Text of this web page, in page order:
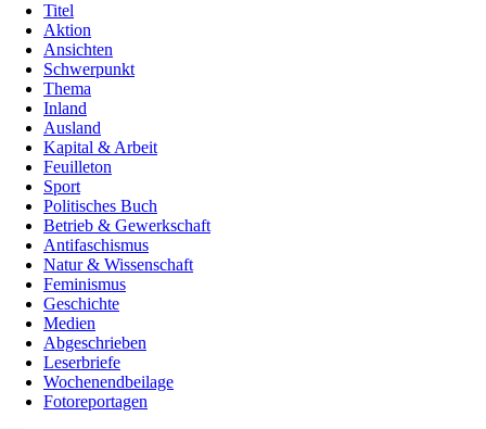
Titel
Aktion
Ansichten
Schwerpunkt
Thema
Inland
Ausland
Kapital & Arbeit
Feuilleton
Sport
Politisches Buch
Betrieb & Gewerkschaft
Antifaschismus
Natur & Wissenschaft
Feminismus
Geschichte
Medien
Abgeschrieben
Leserbriefe
Wochenendbeilage
Fotoreportagen